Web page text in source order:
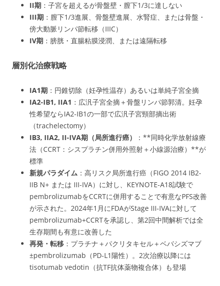
II期 ：子宮を超えるが骨盤壁・膣下1/3に達しない
III期 ：膣下1/3進展、骨盤壁進展、水腎症、または骨盤・
傍大動脈リンパ節転移（IIIC）
IV期 ：膀胱・直腸粘膜浸潤、または遠隔転移
層別化治療戦略
IA1期 ：円錐切除（妊孕性温存）あるいは単純子宮全摘
IA2-IB1, IIA1 ：広汎子宮全摘＋骨盤リンパ節郭清。妊孕
性希望ならIA2-IB1の一部で広汎子宮頸部摘出術
（trachelectomy）
IB3, IIA2, II-IVA期（局所進行癌）
：**同時化学放射線療
法（CCRT：シスプラチン併用外照射＋小線源治療）**が
標準
新規パラダイム ：高リスク局所進行癌（FIGO 2014 IB2-
IIB N+ または III-IVA）に対し、KEYNOTE-A18試験で
pembrolizumabをCCRTに併用することで有意なPFS改善
が示された。2024年1月にFDAがStage III-IVAに対して
pembrolizumab+CCRTを承認し、第2回中間解析では全
生存期間も有意に改善した
再発・転移 ：プラチナ＋パクリタキセル＋ベバシズマブ
±pembrolizumab（PD-L1陽性）。2次治療以降には
tisotumab vedotin（抗TF抗体薬物複合体）も登場